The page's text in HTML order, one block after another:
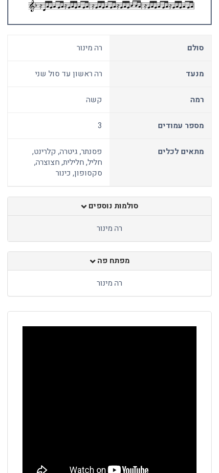
סולם רה מינור
מנעד רה ראשון עד סול שני
רמה קשה
מספר עמודים 3
מתאים לכלים
פסנתר, גיטרה, קלרינט,
חליל, חלילית, חצוצרה,
סקסופון, כינור
סולמות נוספים
רה מינור
מפתח פה
רה מינור